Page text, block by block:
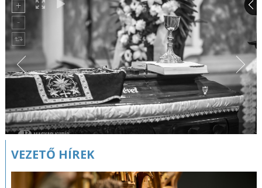
VEZETŐ HÍREK